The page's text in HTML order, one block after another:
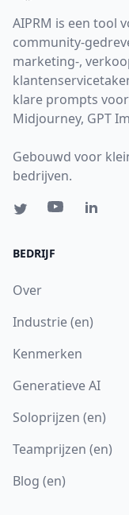
AIPRM is een tool
community-
marketing-,
klare prompts voor
Midjourney, GPT
Gebouwd voor
bedrijven.
BEDRIJF
Over
Industrie (en)
Kenmerken
Generatieve AI
Soloprijzen (en)
Teamprijzen (en)
Blog (en)